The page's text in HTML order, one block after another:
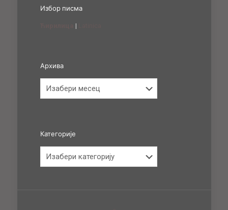
Избор писма
|
Архива
Категорије